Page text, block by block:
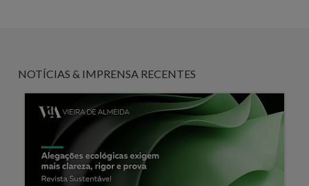
NOTÍCIAS & IMPRENSA RECENTES